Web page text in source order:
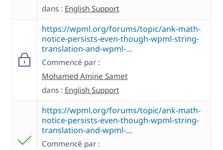
dans : English Support
https://wpml.org/forums/topic/ank-math-
notice-persists-even-though-wpml-string-
translation-and-wpml-…
Commencé par :
Mohamed Amine Samet
dans : English Support
https://wpml.org/forums/topic/ank-math-
notice-persists-even-though-wpml-string-
translation-and-wpml-…
Commencé par :